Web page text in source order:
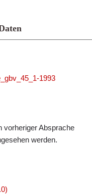
1993
vorheriger Absprache
werden.